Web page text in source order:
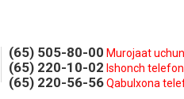
(65) 505-80-00 Murojaat
(65) 220-10-02 Ishonch
(65) 220-56-56 Qabulxona